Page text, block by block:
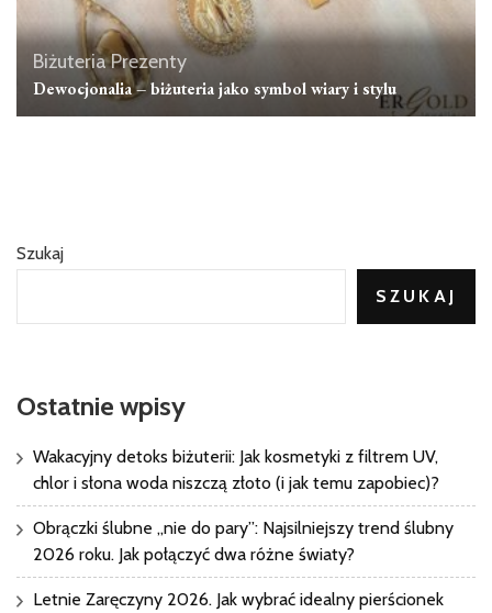
BiżuteriaPrezenty
Dewocjonalia – biżuteria jako symbol wiary i stylu
Szukaj
SZUKAJ
Ostatnie wpisy
Wakacyjny detoks biżuterii: Jak kosmetyki z filtrem UV,
chlor i słona woda niszczą złoto (i jak temu zapobiec)?
Obrączki ślubne „nie do pary”: Najsilniejszy trend ślubny
2026 roku. Jak połączyć dwa różne światy?
Letnie Zaręczyny 2026. Jak wybrać idealny pierścionek